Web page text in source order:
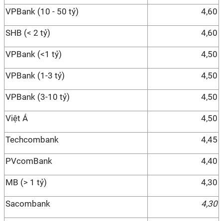
VPBank (10 - 50 tỷ) 4,60
SHB (< 2 tỷ) 4,60
VPBank (<1 tỷ) 4,50
VPBank (1-3 tỷ) 4,50
VPBank (3-10 tỷ) 4,50
Việt Á 4,50
Techcombank 4,45
PVcomBank 4,40
MB (> 1 tỷ) 4,30
Sacombank 4,30